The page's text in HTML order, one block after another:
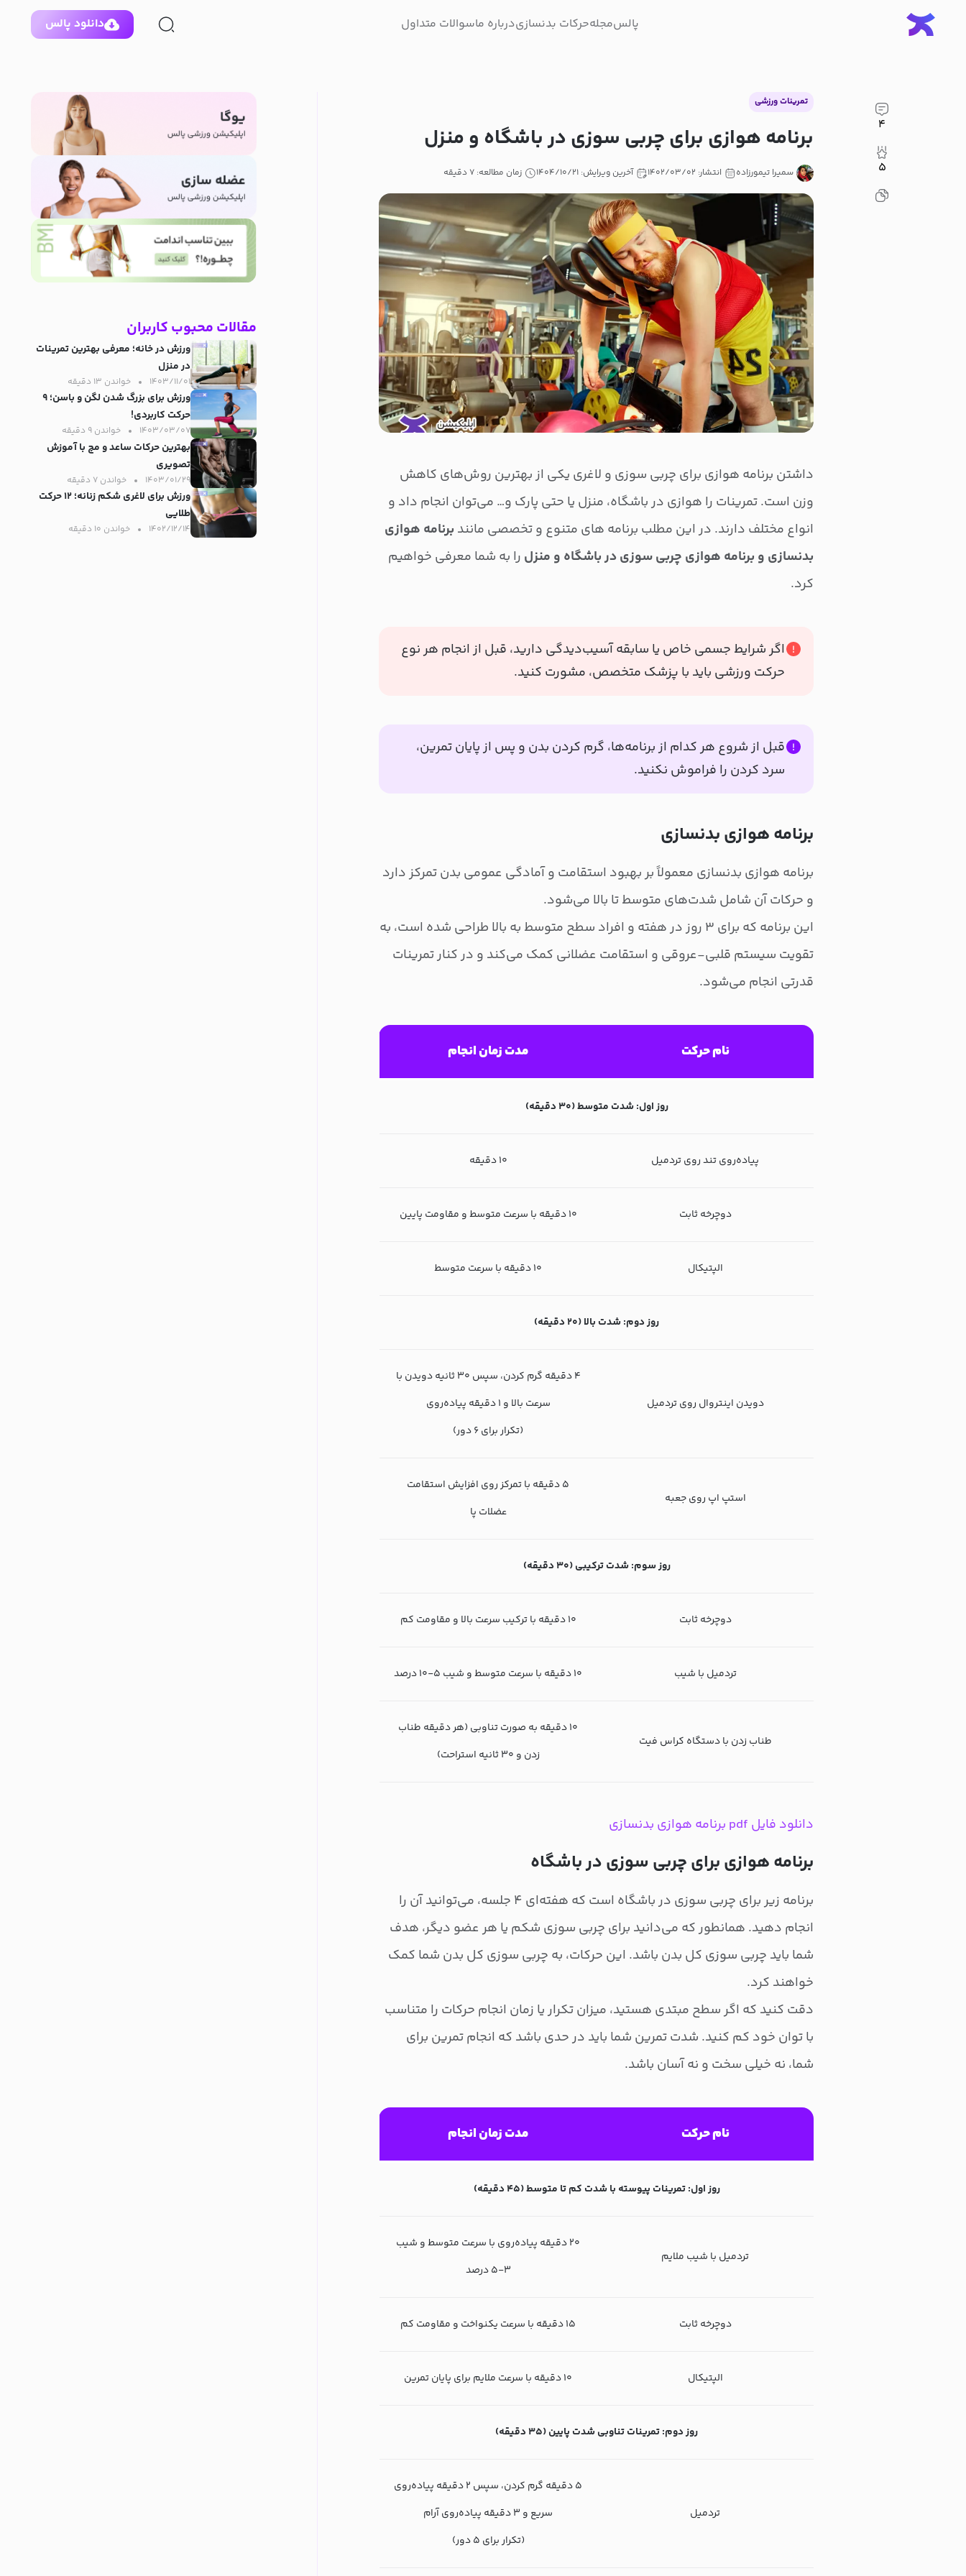
پالسمجلهحرکات بدنسازیدرباره ماسوالات متداول دانلود پالس
۴
۵
تمرینات ورزشی
برنامه هوازی برای چربی سوزی در باشگاه و منزل
سمیرا تیمورزاده انتشار: ۱۴۰۲/۰۳/۰۲ آخرین ویرایش: ۱۴۰۴/۱۰/۲۱ زمان مطالعه: ۷ دقیقه
داشتن برنامه هوازی برای چربی سوزی و لاغری یکی از بهترین روش‌های کاهش
وزن است. تمرینات را هوازی در باشگاه، منزل یا حتی پارک و… می‌توان انجام داد و
انواع مختلف دارند. در این مطلب برنامه های متنوع و تخصصی مانند برنامه هوازی
بدنسازی و برنامه هوازی چربی سوزی در باشگاه و منزل را به شما معرفی خواهیم
کرد.
اگر شرایط جسمی خاص یا سابقه آسیب‌دیدگی دارید، قبل از انجام هر نوع
حرکت ورزشی باید با پزشک متخصص، مشورت کنید.
قبل از شروع هر کدام از برنامه‌ها، گرم کردن بدن و پس از پایان تمرین،
سرد کردن را فراموش نکنید.
برنامه هوازی بدنسازی
برنامه هوازی بدنسازی معمولاً بر بهبود استقامت و آمادگی عمومی بدن تمرکز دارد
و حرکات آن شامل شدت‌های متوسط تا بالا می‌شود.
این برنامه که برای ۳ روز در هفته و افراد سطح متوسط به بالا طراحی شده است، به
تقویت سیستم قلبی-عروقی و استقامت عضلانی کمک می‌کند و در کنار تمرینات
قدرتی انجام می‌شود.
نام حرکت مدت زمان انجام
روز اول: شدت متوسط (۳۰ دقیقه)
پیاده‌روی تند روی تردمیل ۱۰ دقیقه
دوچرخه ثابت ۱۰ دقیقه با سرعت متوسط و مقاومت پایین
الپتیکال ۱۰ دقیقه با سرعت متوسط
روز دوم: شدت بالا (۲۰ دقیقه)
دویدن اینتروال روی تردمیل
۴ دقیقه گرم کردن، سپس ۳۰ ثانیه دویدن با
سرعت بالا و ۱ دقیقه پیاده‌روی
(تکرار برای ۶ دور)
استپ اپ روی جعبه
۵ دقیقه با تمرکز روی افزایش استقامت
عضلات پا
روز سوم: شدت ترکیبی (۳۰ دقیقه)
دوچرخه ثابت ۱۰ دقیقه با ترکیب سرعت بالا و مقاومت کم
تردمیل با شیب ۱۰ دقیقه با سرعت متوسط و شیب ۵-۱۰ درصد
طناب زدن با دستگاه کراس فیت
۱۰ دقیقه به صورت تناوبی (هر دقیقه طناب
زدن و ۳۰ ثانیه استراحت)
دانلود فایل pdf برنامه هوازی بدنسازی
برنامه هوازی برای چربی سوزی در باشگاه
برنامه زیر برای چربی سوزی در باشگاه است که هفته‌ای ۴ جلسه، می‌توانید آن را
انجام دهید. همانطور که می‌دانید برای چربی سوزی شکم یا هر عضو دیگر، هدف
شما باید چربی سوزی کل بدن باشد. این حرکات، به چربی سوزی کل بدن شما کمک
خواهند کرد.
دقت کنید که اگر سطح مبتدی هستید، میزان تکرار یا زمان انجام حرکات را متناسب
با توان خود کم کنید. شدت تمرین شما باید در حدی باشد که انجام تمرین برای
شما، نه خیلی سخت و نه آسان باشد.
نام حرکت مدت زمان انجام
روز اول: تمرینات پیوسته با شدت کم تا متوسط (۴۵ دقیقه)
تردمیل با شیب ملایم
۲۰ دقیقه پیاده‌روی با سرعت متوسط و شیب
۳-۵ درصد
دوچرخه ثابت ۱۵ دقیقه با سرعت یکنواخت و مقاومت کم
الپتیکال ۱۰ دقیقه با سرعت ملایم برای پایان تمرین
روز دوم: تمرینات تناوبی شدت پایین (۳۵ دقیقه)
تردمیل
۵ دقیقه گرم کردن، سپس ۲ دقیقه پیاده‌روی
سریع و ۳ دقیقه پیاده‌روی آرام
(تکرار برای ۵ دور)
مقالات محبوب کاربران
ورزش در خانه؛ معرفی بهترین تمرینات
در منزل
۱۴۰۳/۱۱/۰۱ خواندن ۱۳ دقیقه‌
ورزش برای بزرگ شدن لگن و باسن؛ ۹
حرکت کاربردی!
۱۴۰۳/۰۳/۰۷ خواندن ۹ دقیقه‌
بهترین حرکات ساعد و مچ با آموزش
تصویری
۱۴۰۳/۰۱/۲۹ خواندن ۷ دقیقه‌
ورزش برای لاغری شکم زنانه؛ ۱۲ حرکت
طلایی
۱۴۰۲/۱۲/۱۴ خواندن ۱۰ دقیقه‌